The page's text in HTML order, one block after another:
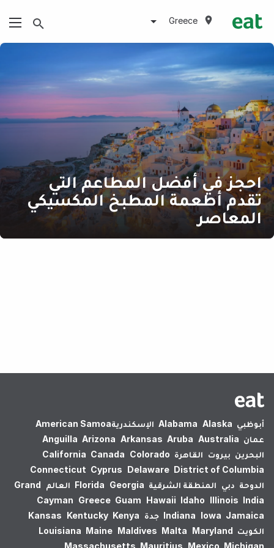
Greece
احجز في أفضل المطاعم التي
تقدم أطعمة المطبخ المكسيكي
المعاصر
أبوظبي Alabama Alaska الإسكندرية‎American Samoa
عمان
Anguilla Arizona Arkansas Aruba Australia
البحرين بيروت القاهرة California Canada Colorado
Connecticut Cyprus Delaware District of Columbia
الدوحة دبي المنطقة الشرقية Florida Georgia العالم
Grand
Cayman Greece Guam Hawaii Idaho Illinois India
Indiana Iowa Jamaica جدة Kansas Kentucky Kenya
الكويت
Louisiana Maine Maldives Malta Maryland